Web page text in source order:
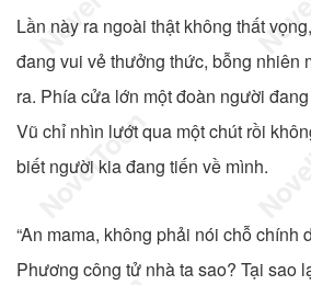
Lần này ra ngoài thật không thất
đang vui vẻ thưởng thức, bỗng nhiên
ra. Phía cửa lớn một đoàn người
Vũ chỉ nhìn lướt qua một chút rồi
biết người kia đang tiến về mình.
“An mama, không phải nói chỗ chính
Phương công tử nhà ta sao? Tại sao